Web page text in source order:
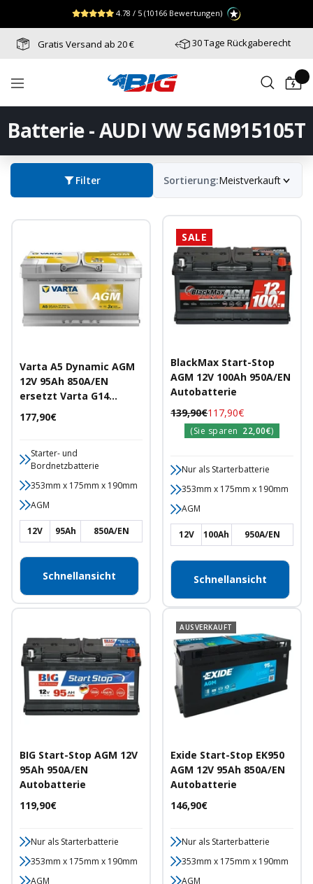
Zum Menü springen
Fußzeile springen
Barrierefreiheits-Widget öffnen
Inhalt
4.78 / 5 (10166 Bewertungen)
Gratis Versand ab 20 € 30 Tage Rückgaberecht
Navigation
Batterie-
Batterie - AUDI VW 5GM915105T
Filter Sortierung:Meistverkauft
Varta A5 Dynamic AGM
12V 95Ah 850A/EN
ersetzt Varta G14
Angebotspreis
177,90€
Starter- und
Bordnetzbatterie
353mm x 175mm x 190mm
AGM
12V 95Ah 850A/EN
Schnellansicht
SALE
BlackMax Start-Stop
AGM 12V 100Ah 950A/EN
Autobatterie
Angebotspreis
117,90€
Regulärer
Preis
139,90€
(Sie sparen 22,00€)
Nur als Starterbatterie
353mm x 175mm x 190mm
AGM
12V 100Ah 950A/EN
Schnellansicht
BIG Start-Stop AGM 12V
95Ah 950A/EN
Autobatterie
Angebotspreis
119,90€
Nur als Starterbatterie
353mm x 175mm x 190mm
AGM
AUSVERKAUFT
Exide Start-Stop EK950
AGM 12V 95Ah 850A/EN
Autobatterie
Angebotspreis
146,90€
Nur als Starterbatterie
353mm x 175mm x 190mm
AGM